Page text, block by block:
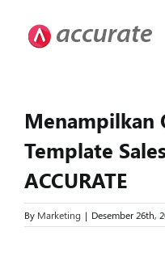
content
Fitur
Download
Menampilkan
Template
ACCURATE
By Marketing | Desember 26th,